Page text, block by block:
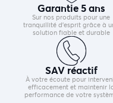
Garantie 5 ans
Sur nos produits pour une
tranquillité d’esprit grâce à
solution fiable et durable
SAV réactif
À votre écoute pour
efficacement et maintenir
performance de votre